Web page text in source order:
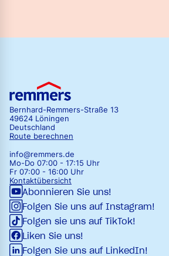
Bernhard-Remmers-Straße 13
49624 Löningen
Deutschland
Route berechnen
info@remmers.de
Mo-Do 07:00 - 17:15 Uhr
Fr 07:00 - 16:00 Uhr
Kontaktübersicht
Abonnieren Sie uns!
Folgen Sie uns auf Instagram!
Folgen sie uns auf TikTok!
Liken Sie uns!
Folgen Sie uns auf LinkedIn!